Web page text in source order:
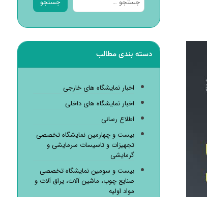
جستجو
دسته بندی مطالب
اخبار نمایشگاه های خارجی
اخبار نمایشگاه های داخلی
اطلاع رسانی
بیست و چهارمین نمایشگاه تخصصی
تجهیزات و تاسیسات سرمایشی و
گرمایشی
بیست و سومین نمایشگاه تخصصی
صنایع چوب، ماشین آلات، یراق آلات و
مواد اولیه